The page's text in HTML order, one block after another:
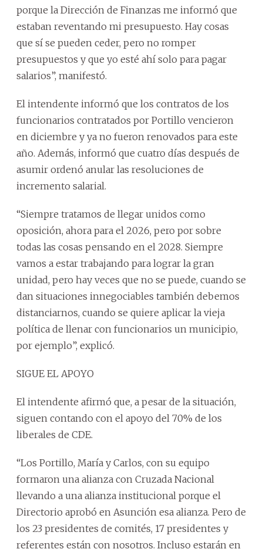
porque la Dirección de Finanzas me informó que
estaban reventando mi presupuesto. Hay cosas
que sí se pueden ceder, pero no romper
presupuestos y que yo esté ahí solo para pagar
salarios”, manifestó.
El intendente informó que los contratos de los
funcionarios contratados por Portillo vencieron
en diciembre y ya no fueron renovados para este
año. Además, informó que cuatro días después de
asumir ordenó anular las resoluciones de
incremento salarial.
“Siempre tratamos de llegar unidos como
oposición, ahora para el 2026, pero por sobre
todas las cosas pensando en el 2028. Siempre
vamos a estar trabajando para lograr la gran
unidad, pero hay veces que no se puede, cuando se
dan situaciones innegociables también debemos
distanciarnos, cuando se quiere aplicar la vieja
política de llenar con funcionarios un municipio,
por ejemplo”, explicó.
SIGUE EL APOYO
El intendente afirmó que, a pesar de la situación,
siguen contando con el apoyo del 70% de los
liberales de CDE.
“Los Portillo, María y Carlos, con su equipo
formaron una alianza con Cruzada Nacional
llevando a una alianza institucional porque el
Directorio aprobó en Asunción esa alianza. Pero de
los 23 presidentes de comités, 17 presidentes y
referentes están con nosotros. Incluso estarán en